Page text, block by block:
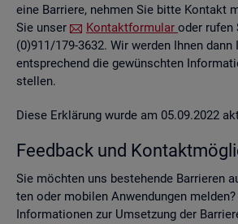
eine Bar­rie­re, neh­men Sie bitte Kon­takt
Sie unser
Kon­takt­for­mu­lar oder rufen
(0)911/179-3632. Wir wer­den Ihnen
ent­spre­chend die ge­wünsch­ten
stel­len.
Diese Er­klä­rung wurde am 05.09.2022
Feed­back und
Sie möch­ten uns be­stehen­de Bar­rie­ren
ten oder mo­bi­len An­wen­dun­gen
In­for­ma­tio­nen zur Um­set­zung der